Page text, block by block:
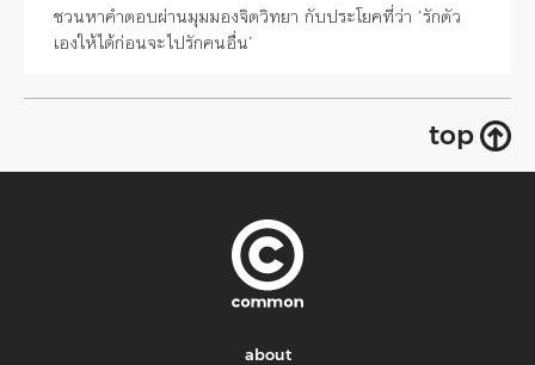
ชวนหาคำตอบผ่านมุมมองจิตวิทยา กับประโยคที่ว่า ‘รักตัว
เองให้ได้ก่อนจะไปรักคนอื่น’
top
about